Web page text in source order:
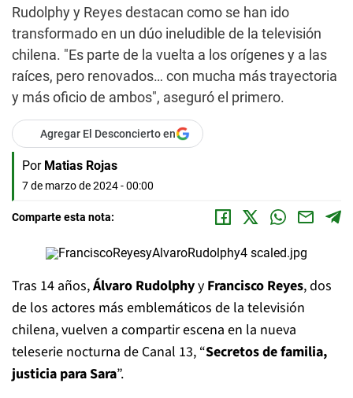
Rudolphy y Reyes destacan como se han ido
transformado en un dúo ineludible de la televisión
chilena. "Es parte de la vuelta a los orígenes y a las
raíces, pero renovados… con mucha más trayectoria
y más oficio de ambos", aseguró el primero.
Agregar El Desconcierto en
Por Matias Rojas
7 de marzo de 2024 - 00:00
Comparte esta nota:
Tras 14 años,Álvaro Rudolphyy Francisco Reyes, dos
de los actores más emblemáticos de la televisión
chilena, vuelven a compartir escena en la nueva
teleserie nocturna de Canal 13, “Secretos de familia,
justicia para Sara”.